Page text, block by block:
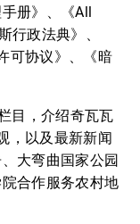
册》、《All
行政法典》、
可协议》、《暗
目，介绍奇瓦瓦
，以及最新新闻
大弯曲国家公园
合作服务农村地